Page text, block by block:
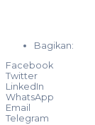
Bagikan:
Facebook
Twitter
LinkedIn
WhatsApp
Email
Telegram